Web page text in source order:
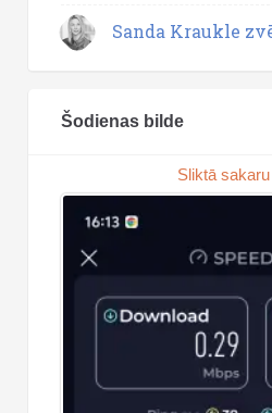
Sanda Kraukle
Šodienas bilde
Sliktā